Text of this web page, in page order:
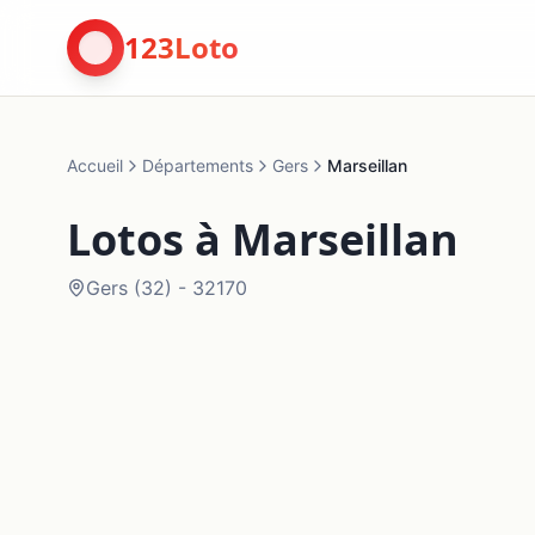
123Loto
Accueil Départements Gers Marseillan
Lotos à Marseillan
Gers (32) - 32170